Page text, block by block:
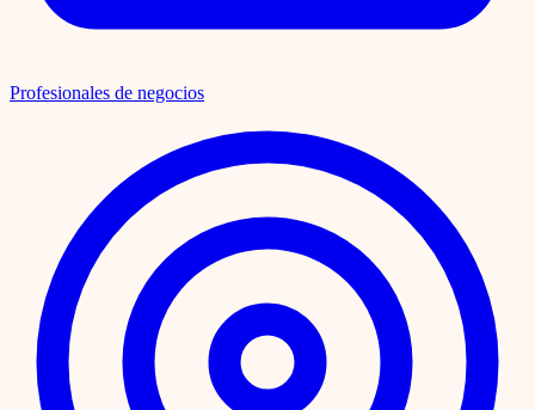
Profesionales de negocios